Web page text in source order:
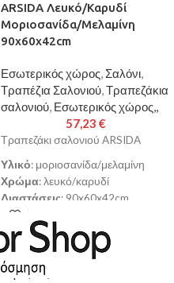
ARSIDA Λευκό/Καρυδί
Μοριοσανίδα/Μελαμίνη
90x60x42cm
Εσωτερικός χώρος, Σαλόνι,
Τραπέζια Σαλονιού,Τραπεζάκια
σαλονιού, Εσωτερικός χώρος,,
57,23 €
Τραπεζάκι σαλονιού ARSIDA
Υλικό: μοριοσανίδα/μελαμίνη
Χρώμα: λευκό/καρυδί
Διαστάσεις: 90x60x42cm
Σκελετός από υψηλής ποιότητας
μοριοσανίδα με επένδυση
μελαμίνης με αντοχή στη φθορά
και στο χρόνο